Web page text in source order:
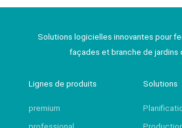
Solutions logicielles innovantes pour
façades et branche de jardins
Lignes de produits
premium
Solutions